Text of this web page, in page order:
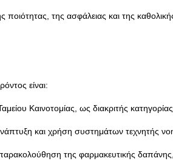
ποιότητας, της ασφάλειας και της
είναι:
Καινοτομίας, ως διακριτής
και χρήση συστημάτων τεχνητής
της φαρμακευτικής δαπάνης,